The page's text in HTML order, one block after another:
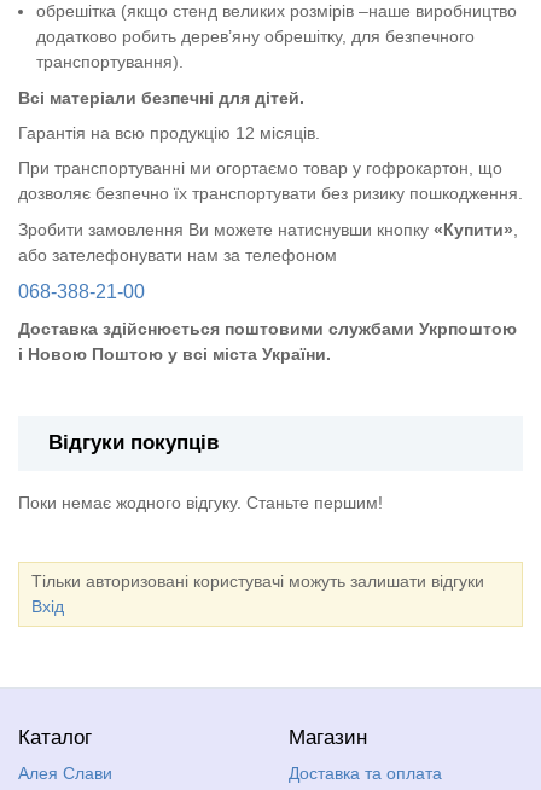
обрешітка (якщо стенд великих розмірів –наше виробництво
додатково робить дерев’яну обрешітку, для безпечного
транспортування).
Всі матеріали безпечні для дітей.
Гарантія на всю продукцію 12 місяців.
При транспортуванні ми огортаємо товар у гофрокартон, що
дозволяє безпечно їх транспортувати без ризику пошкодження.
Зробити замовлення Ви можете натиснувши кнопку «Купити»
або зателефонувати нам за телефоном
068-388-21-00
Доставка здійснюється поштовими службами Укрпоштою
і Новою Поштою у всі міста України.
Відгуки покупців
Поки немає жодного відгуку. Станьте першим!
Тільки авторизовані користувачі можуть залишати відгуки
Вхід
Каталог
Алея Слави
Магазин
Доставка та оплата